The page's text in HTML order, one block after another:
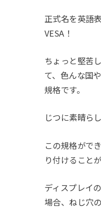
正式名を英語
VESA！
ちょっと堅苦
て、色んな国
規格です。
じつに素晴ら
この規格がで
り付けること
ディスプレイ
場合、ねじ穴